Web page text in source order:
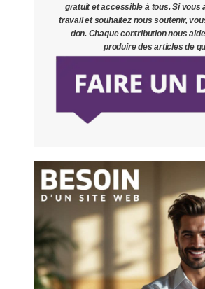
gratuit et accessible à tous. Si vous
travail et souhaitez nous soutenir,
don. Chaque contribution nous
produire des articles de